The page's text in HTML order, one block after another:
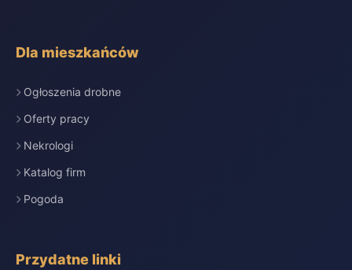
Dla mieszkańców
Ogłoszenia drobne
Oferty pracy
Nekrologi
Katalog firm
Pogoda
Przydatne linki